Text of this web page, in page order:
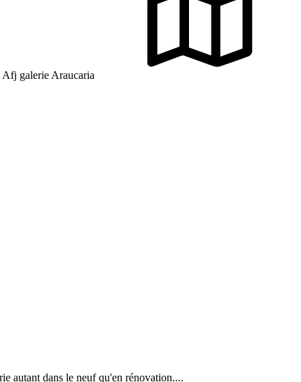
galerie Araucaria
autant dans le neuf qu'en rénovation....